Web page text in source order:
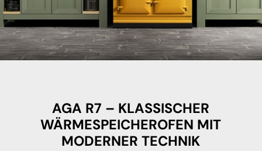
AGA R7 – KLASSISCHER
WÄRMESPEICHEROFEN MIT
MODERNER TECHNIK